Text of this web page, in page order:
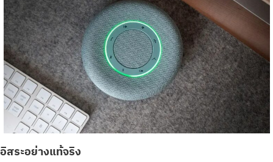
อิสระอย่างแท้จริง